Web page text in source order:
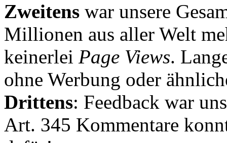
Zweitens war unsere
Millionen aus aller Welt
keinerlei Page Views.
ohne Werbung oder
Drittens: Feedback war
Art. 345 Kommentare